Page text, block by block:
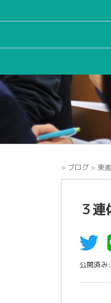
> ブログ > 東
３
公開済み